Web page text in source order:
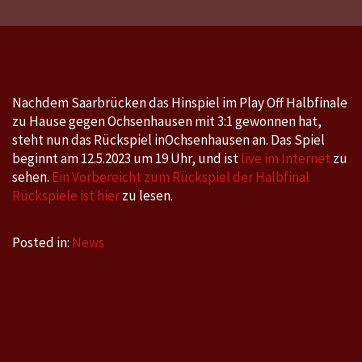
Halbfinale
Saarbrücken
am
Freitag
12.5.2023
um
Nachdem Saarbrücken das Hinspiel im Play Off Halbfinale
zu Hause gegen Ochsenhausen mit 3:1 gewonnen hat,
steht nun das Rückspiel inOchsenhausen an. Das Spiel
beginnt am 12.5.2023 um 19 Uhr, und istlive im Internet zu
sehen. Ein Vorbereicht zum Rückspiel der Halbfinal
Rückspiele ist hierzu lesen.
Posted in: News